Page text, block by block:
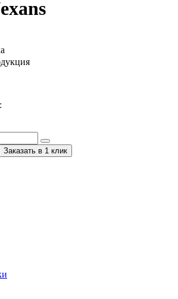
Заказать в 1 клик